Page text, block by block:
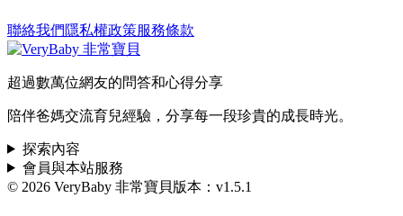
聯絡我們 隱私權政策服務條款
超過數萬位網友的問答和心得分享
陪伴爸媽交流育兒經驗，分享每一段珍貴的成長時光。
探索內容
會員與本站服務
© 2026 VeryBaby 非常寶貝版本：v1.5.1